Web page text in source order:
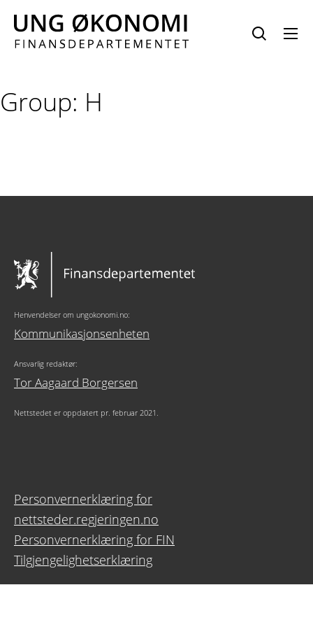
innhold
Group: H
Henvendelser om ungokonomi.no:
Kommunikasjonsenheten
Ansvarlig redaktør:
Tor Aagaard Borgersen
Nettstedet er oppdatert pr. februar 2021.
Personvernerklæring for
nettsteder.regjeringen.no
Personvernerklæring for FIN
Tilgjengelighetserklæring